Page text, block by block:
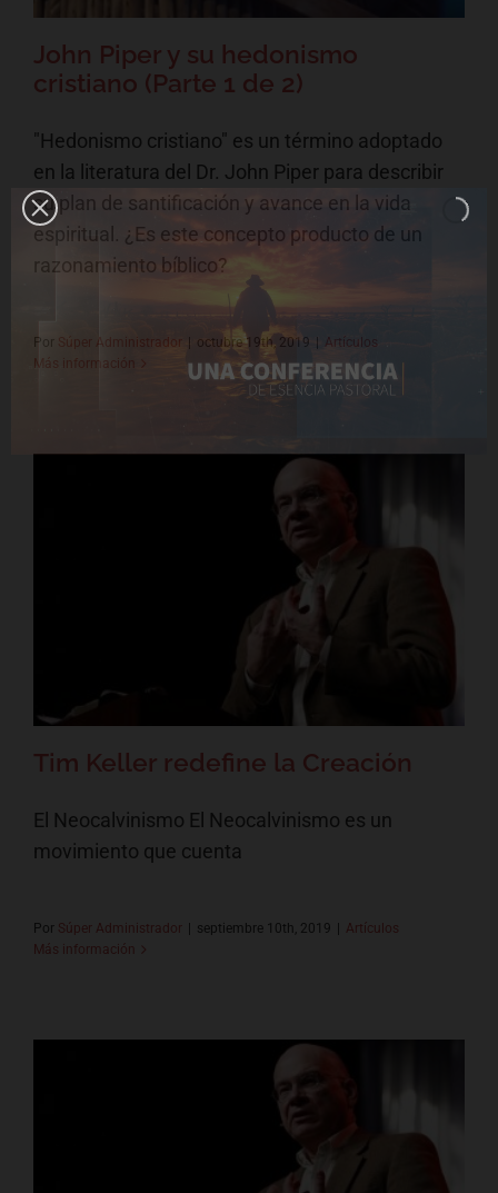
John Piper y su hedonismo
cristiano (Parte 1 de 2)
"Hedonismo cristiano" es un término adoptado
en la literatura del Dr. John Piper para describir
su plan de santificación y avance en la vida
espiritual. ¿Es este concepto producto de un
razonamiento bíblico?
Por Súper Administrador | octubre 19th, 2019
Artículos
Más información
Tim Keller redefine la Creación
Tim Keller redefine la Creación
El Neocalvinismo El Neocalvinismo es un
movimiento que cuenta
Por Súper Administrador | septiembre 10th, 2019 | Artículos
Más información
Tim Keller redefine el Evangelio